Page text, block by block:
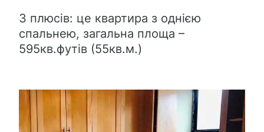
З плюсів: це квартира з однією
спальнею, загальна площа –
595кв.футів (55кв.м.)